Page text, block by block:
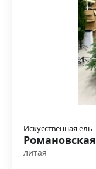
Искусственная ель
Романовская
литая